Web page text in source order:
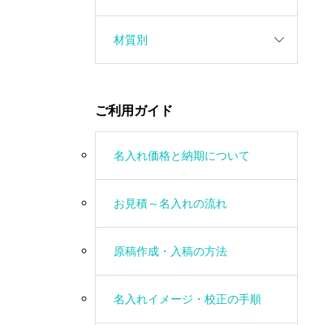
材質別
ご利用ガイド
名入れ価格と納期について
お見積～名入れの流れ
原稿作成・入稿の方法
名入れイメージ・校正の手順